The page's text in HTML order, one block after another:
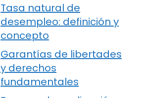
Tasa natural de
desempleo: definición y
concepto
Garantías de libertades
y derechos
fundamentales